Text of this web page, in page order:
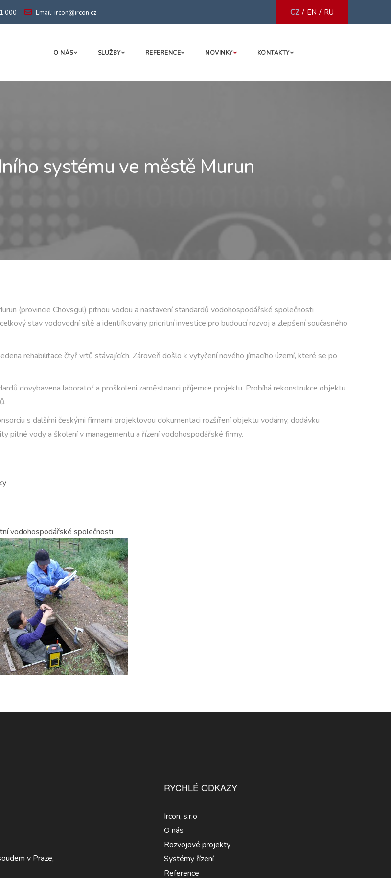
000 Email: ircon@ircon.cz CZ / EN / RU
O NÁS SLUŽBY REFERENCE NOVINKY KONTAKTY
systému ve městě Murun
(provincie Chovsgul) pitnou vodou a nastavení standardů vodohospodářské společnosti
stav vodovodní sítě a identifkovány prioritní investice pro budoucí rozvoj a zlepšení současného
rehabilitace čtyř vrtů stávajících. Zároveň došlo k vytyčení nového jímacího území, které se po
dovybavena laboratoř a proškoleni zaměstnanci příjemce projektu. Probíhá rekonstrukce objektu
s dalšími českými firmami projektovou dokumentaci rozšíření objektu vodárny, dodávku
pitné vody a školení v managementu a řízení vodohospodářské firmy.
vodohospodářské společnosti
v Praze,
RYCHLÉ ODKAZY
Ircon, s.r.o
O nás
Rozvojové projekty
Systémy řízení
Reference